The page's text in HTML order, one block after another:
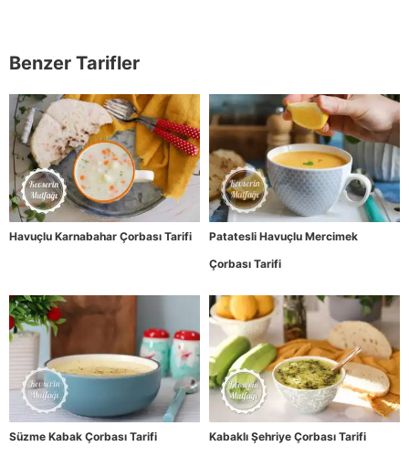
Benzer Tarifler
Havuçlu Karnabahar Çorbası Tarifi
Patatesli Havuçlu Mercimek
Çorbası Tarifi
Süzme Kabak Çorbası Tarifi Kabaklı Şehriye Çorbası Tarifi